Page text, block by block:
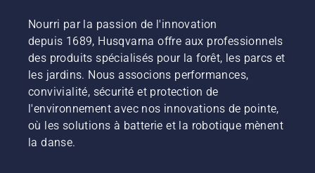
Nourri par la passion de l'innovation
depuis 1689, Husqvarna offre aux professionnels
des produits spécialisés pour la forêt, les parcs et
les jardins. Nous associons performances,
convivialité, sécurité et protection de
l'environnement avec nos innovations de pointe,
où les solutions à batterie et la robotique mènent
la danse.